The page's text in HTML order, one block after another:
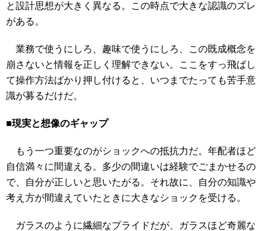
と設計思想が大きく異なる。この時点で大きな認識のズレ
がある。
業務で使うにしろ、趣味で使うにしろ、この既成概念を
崩さないと情報を正しく理解できない。ここをすっ飛ばし
て操作方法ばかり押し付けると、いつまでたっても苦手意
識が募るだけだ。
■現実と想像のギャップ
もう一つ重要なのがショックへの抵抗力だ。年配者ほど
自信満々に間違える。多少の間違いは経験でごまかせるの
で、自分が正しいと思いたがる。それ故に、自分の知識や
考え方が間違えていたときに大きなショックを受ける。
ガラスのように繊細なプライドだが、ガラスほど奇麗な